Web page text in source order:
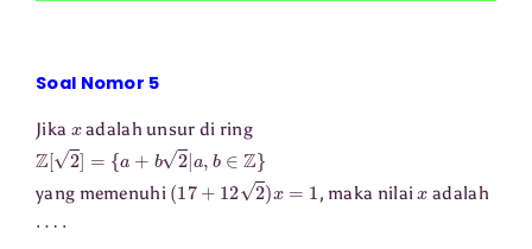
Soal Nomor 5
Jika adalah unsur di ring
Z[ ]= +b a ,b ∈Z
yang memenuhi (17+ 122) =1 , maka nilai adalah